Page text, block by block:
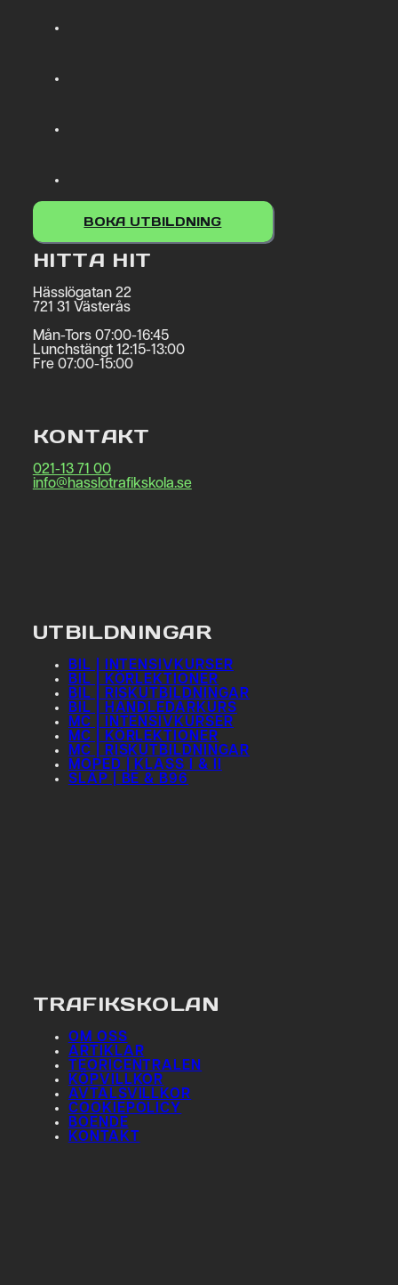
BOKA UTBILDNING
HITTA HIT
Hässlögatan 22
721 31 Västerås
Mån-Tors 07:00-16:45
Lunchstängt 12:15-13:00
Fre 07:00-15:00
KONTAKT
021-13 71 00
info@hasslotrafikskola.se
UTBILDNINGAR
BIL | INTENSIVKURSER
BIL | KÖRLEKTIONER
BIL | RISKUTBILDNINGAR
BIL | HANDLEDARKURS
MC | INTENSIVKURSER
MC | KÖRLEKTIONER
MC | RISKUTBILDNINGAR
MOPED | KLASS I & II
SLÄP | BE & B96
TRAFIKSKOLAN
OM OSS
ARTIKLAR
TEORICENTRALEN
KÖPVILLKOR
AVTALSVILLKOR
COOKIEPOLICY
BOENDE
KONTAKT